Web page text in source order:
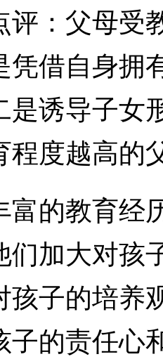
：父母受
凭借自身拥
是诱导子女
程度越高的
的教育经
们加大对孩
孩子的培养
子的责任心